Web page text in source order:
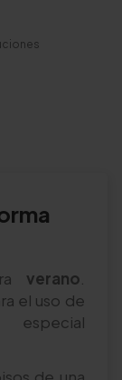
verano
el uso de